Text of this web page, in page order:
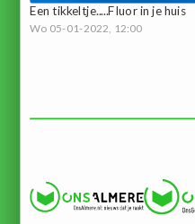
Een tikkeltje.....Fluor in je huis
Wo 05-01-2022, 12:00